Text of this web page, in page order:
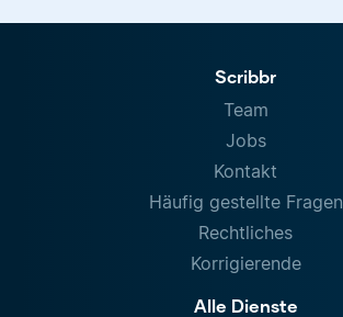
Scribbr
Team
Jobs
Kontakt
Häufig gestellte Fragen
Rechtliches
Korrigierende
Alle Dienste